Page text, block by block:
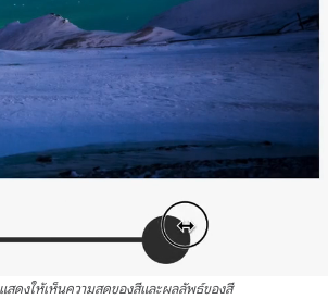
สดงให้เห็นความสดของสีและผลลัพธ์ของสี